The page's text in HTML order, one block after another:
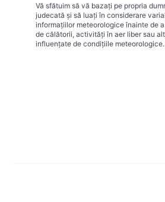
Vă sfătuim să vă bazați pe propria
judecată și să luați în considerare
informațiilor meteorologice înainte de
de călătorii, activități în aer liber sau
influențate de condițiile meteorologice.